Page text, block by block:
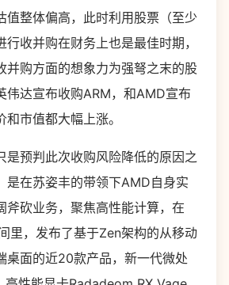
值整体偏高，此时利用股票（至少
收并购在财务上也是最佳时期，
并购方面的想象力为强弩之末的股
伟达宣布收购ARM，和AMD宣布
市值都大幅上涨。
是预判此次收购风险降低的原因之
是在苏姿丰的带领下AMD自身实
斧砍业务，聚焦高性能计算，在
里，发布了基于Zen架构的从移动
桌面的近20款产品，新一代微处